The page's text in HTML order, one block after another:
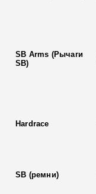
SB Arms (Рычаги
SB)
Hardrace
SB (ремни)